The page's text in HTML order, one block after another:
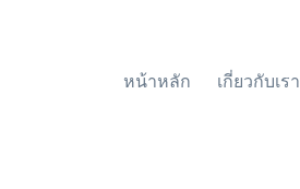
หน้าหลัก เกี่ยวกับเรา